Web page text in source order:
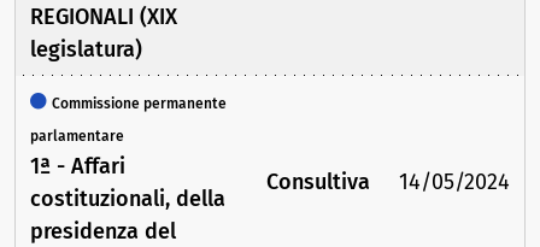
REGIONALI (XIX
legislatura)
Commissione permanente
parlamentare
1ª - Affari
costituzionali, della
presidenza del
Consultiva 14/05/2024